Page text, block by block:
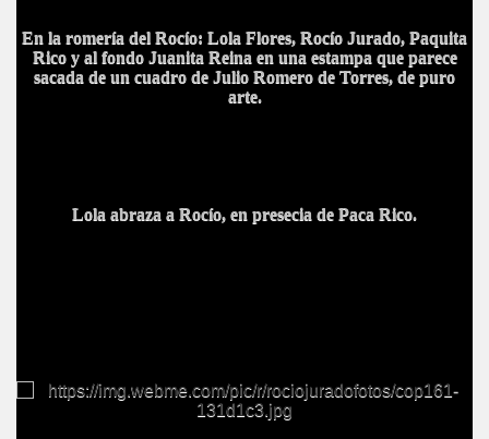
En la romería del Rocío: Lola Flores, Rocío Jurado, Paquita
Rico y al fondo Juanita Reina en una estampa que parece
sacada de un cuadro de Julio Romero de Torres, de puro
arte.
Lola abraza a Rocío, en presecia de Paca Rico.